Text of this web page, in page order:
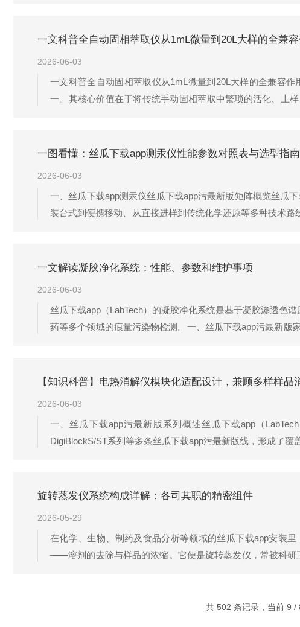
一文科普全自动固相萃取仪从1mL微量到20L大样的全兼容
2026-06-03
一文科普全自动固相萃取仪从1mL微量到20L大样的全兼容
一。其核心价值在于将传统手动固相萃取中繁琐的活化、上
一图看懂：丝瓜下载app测汞仪性能参数对照表与选型指南
2026-06-03
一、丝瓜下载app测汞仪丝瓜下载app污最新版矩阵概览丝瓜
装台式到便携移动、从直接进样到传统化学还原等多种技术
一文解读凝胶净化系统：性能、参数和维护事项
2026-06-03
丝瓜下载app（LabTech）的凝胶净化系统是基于凝胶渗透色
药等多个领域的痕量污染物检测。一、丝瓜下载app污最新版
【知识科普】电热消解仪模块化适配设计，兼顾多样样品
2026-06-03
一、丝瓜下载app污最新版系列概述丝瓜下载app（
DigiBlockS/ST系列等多条丝瓜下载app污最新版线，形成了
旋转蒸发仪系统构成详解：各司其职的精密组件
2026-05-29
在化学、生物、制药及食品分析等领域的丝瓜下载app安装
——溶剂的去除与样品的浓缩。它便是旋转蒸发仪，常被科研
共 502 条记录，当前 9 /